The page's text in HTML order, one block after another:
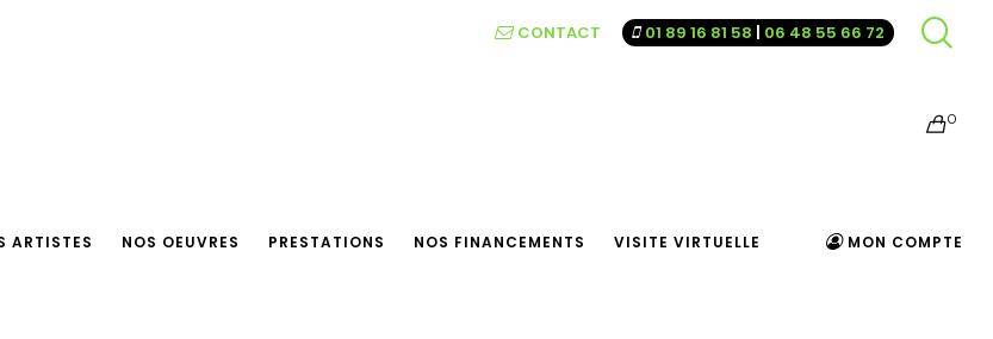
CONTACT 01 89 16 81 58 | 06 48 55 66 72
0
ARTISTES NOS OEUVRES PRESTATIONS NOS FINANCEMENTS VISITE VIRTUELLE MON COMPTE